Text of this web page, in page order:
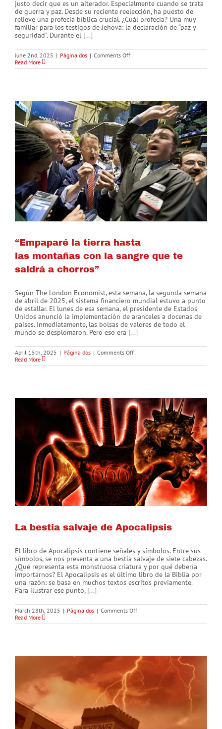
justo decir que es un alterador. Especialmente cuando se trata
de guerra y paz. Desde su reciente reelección, ha puesto de
relieve una profecía bíblica crucial. ¿Cuál profecía? Una muy
familiar para los testigos de Jehová: la declaración de “paz y
seguridad”. Durante el [...]
June 2nd, 2025 | Página dos | Comments Offon
pasará
de
“paz
y
seguridad”?
Read More
“Empaparé la tierra hasta
las montañas con la sangre que te
saldrá a chorros”
Según The London Economist, esta semana, la segunda semana
de abril de 2025, el sistema financiero mundial estuvo a punto
de estallar. El lunes de esa semana, el presidente de Estados
Unidos anunció la implementación de aranceles a docenas de
países. Inmediatamente, las bolsas de valores de todo el
mundo se desplomaron. Pero eso era [...]
April 15th, 2025 | Página dos | Comments Offon
la
la
sangre
que
te
saldrá
a
chorros”
Read More
La bestia salvaje de Apocalipsis
El libro de Apocalipsis contiene señales y símbolos. Entre sus
símbolos, se nos presenta a una bestia salvaje de siete cabezas.
¿Qué representa esta monstruosa criatura y por qué debería
importarnos? El Apocalipsis es el último libro de la Biblia por
una razón: se basa en muchos textos escritos previamente.
Para ilustrar ese punto, [...]
March 28th, 2025 | Página dos | Comments Offon
bestia
Read More